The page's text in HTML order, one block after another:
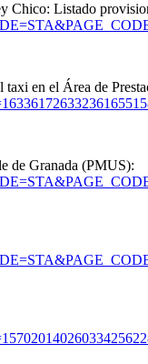
Chico: Listado
en el Área de
de Granada (PMUS):